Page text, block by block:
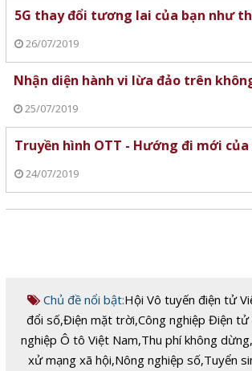
5G thay đổi tương lai của bạn như
26/07/2019
Nhận diện hành vi lừa đảo trên
25/07/2019
Truyền hình OTT - Hướng đi mới của
24/07/2019
Chủ đề nổi bật:Hội Vô tuyến điện tử
đổi số,Điện mặt trời,Công nghiệp Điện tử
nghiệp Ô tô Việt Nam,Thu phí không dừng,
xử mạng xã hội,Nông nghiệp số,Tuyển